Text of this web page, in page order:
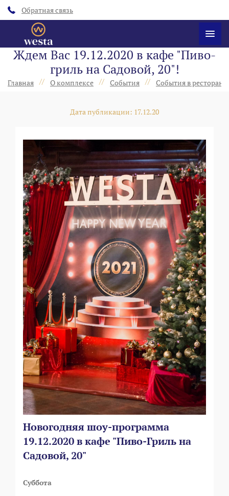
Обратная связь
Ждем Вас 19.12.2020 в кафе "Пиво-
гриль на Садовой, 20"!
Главная // О комплексе // События // События в
Дата публикации: 17.12.20
Новогодняя шоу-программа
19.12.2020 в кафе "Пиво-Гриль на
Садовой, 20"
Суббота